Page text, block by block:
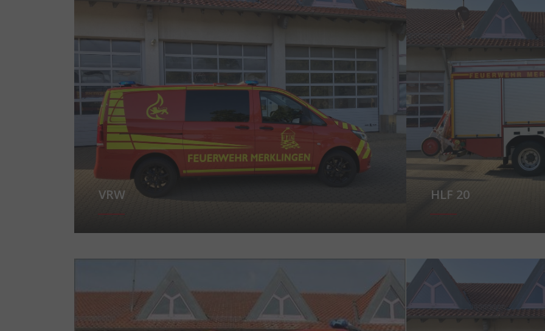
VRW HLF 20
Show larger version for: